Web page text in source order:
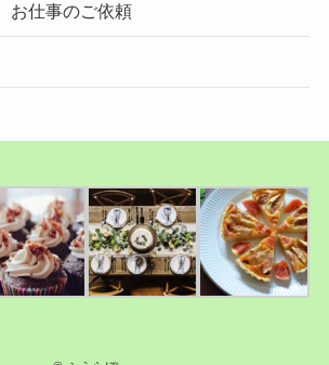
お仕事のご依頼